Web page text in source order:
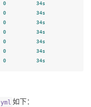
0 34s
0 34s
0 34s
0 34s
0 34s
0 34s
0 34s
yml 如下：